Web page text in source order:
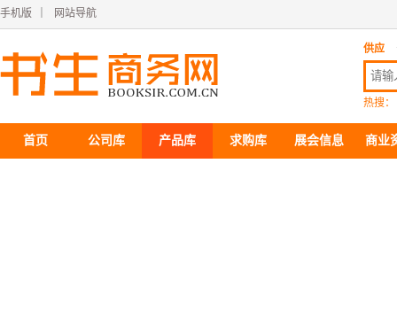
手机版 网站导航
供应
热搜：
首页 公司库 产品库 求购库 展会信息 商业